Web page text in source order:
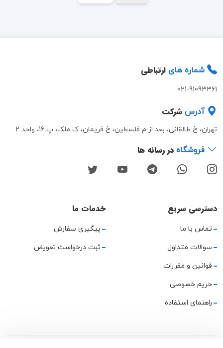
شماره های ارتباطی
021-91093361
آدرس شرکت
تهران، خ طالقانی، بعد از م فلسطین، خ فریمان، ک ملک، پ 16، واحد 2
فروشگاه در رسانه ها
دسترسی سریع
تماس با ما
سوالات متداول
قوانین و مقررات
حریم خصوصی
راهنمای استفاده
خدمات ما
پیگیری سفارش
ثبت درخواست تعویض